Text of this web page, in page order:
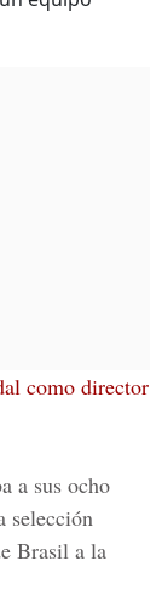
como director
a sus ocho
selección
Brasil a la